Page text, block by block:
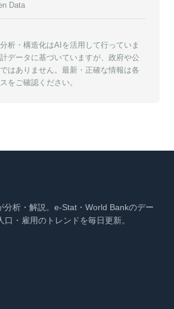
Data
析・構造化はAIを活用して行っていま
データに基づいていますが、政府や公
はありません。最新・正確な情報は各
をご確認ください。
分析・解説。e-Stat・World Bankのデー
口・雇用のトレンドを毎日更新。